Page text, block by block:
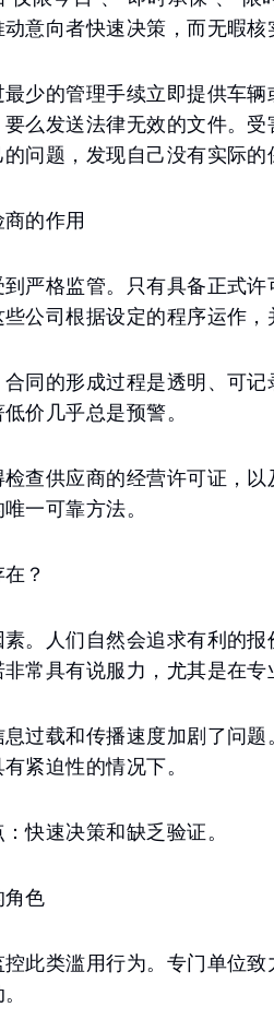
意向者快速决策，而无暇核
少的管理手续立即提供车辆
么发送法律无效的文件。
问题，发现自己没有实际的
的作用
严格监管。只有具备正式
公司根据设定的程序运作，
同的形成过程是透明、可
价几乎总是预警。
查供应商的经营许可证，
一可靠方法。
？
。人们自然会追求有利的报
常具有说服力，尤其是在专
过载和传播速度加剧了问
紧迫性的情况下。
快速决策和缺乏验证。
角色
此类滥用行为。专门单位